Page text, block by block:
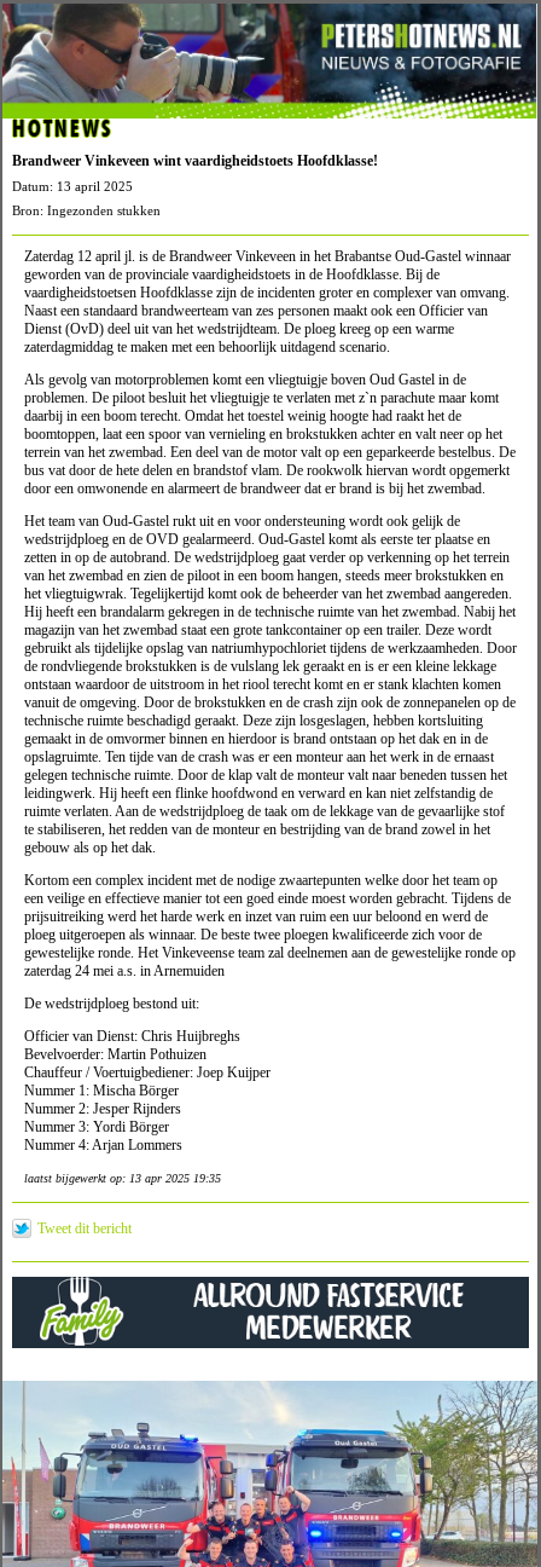
HOTNEWS
Brandweer Vinkeveen wint vaardigheidstoets Hoofdklasse!
Datum: 13 april 2025
Bron: Ingezonden stukken
Zaterdag 12 april jl. is de Brandweer Vinkeveen in het Brabantse Oud-Gastel winnaar
geworden van de provinciale vaardigheidstoets in de Hoofdklasse. Bij de
vaardigheidstoetsen Hoofdklasse zijn de incidenten groter en complexer van omvang.
Naast een standaard brandweerteam van zes personen maakt ook een Officier van
Dienst (OvD) deel uit van het wedstrijdteam. De ploeg kreeg op een warme
zaterdagmiddag te maken met een behoorlijk uitdagend scenario.
Als gevolg van motorproblemen komt een vliegtuigje boven Oud Gastel in de
problemen. De piloot besluit het vliegtuigje te verlaten met z`n parachute maar komt
daarbij in een boom terecht. Omdat het toestel weinig hoogte had raakt het de
boomtoppen, laat een spoor van vernieling en brokstukken achter en valt neer op het
terrein van het zwembad. Een deel van de motor valt op een geparkeerde bestelbus. De
bus vat door de hete delen en brandstof vlam. De rookwolk hiervan wordt opgemerkt
door een omwonende en alarmeert de brandweer dat er brand is bij het zwembad.
Het team van Oud-Gastel rukt uit en voor ondersteuning wordt ook gelijk de
wedstrijdploeg en de OVD gealarmeerd. Oud-Gastel komt als eerste ter plaatse en
zetten in op de autobrand. De wedstrijdploeg gaat verder op verkenning op het terrein
van het zwembad en zien de piloot in een boom hangen, steeds meer brokstukken en
het vliegtuigwrak. Tegelijkertijd komt ook de beheerder van het zwembad aangereden.
Hij heeft een brandalarm gekregen in de technische ruimte van het zwembad. Nabij het
magazijn van het zwembad staat een grote tankcontainer op een trailer. Deze wordt
gebruikt als tijdelijke opslag van natriumhypochloriet tijdens de werkzaamheden. Door
de rondvliegende brokstukken is de vulslang lek geraakt en is er een kleine lekkage
ontstaan waardoor de uitstroom in het riool terecht komt en er stank klachten komen
vanuit de omgeving. Door de brokstukken en de crash zijn ook de zonnepanelen op de
technische ruimte beschadigd geraakt. Deze zijn losgeslagen, hebben kortsluiting
gemaakt in de omvormer binnen en hierdoor is brand ontstaan op het dak en in de
opslagruimte. Ten tijde van de crash was er een monteur aan het werk in de ernaast
gelegen technische ruimte. Door de klap valt de monteur valt naar beneden tussen het
leidingwerk. Hij heeft een flinke hoofdwond en verward en kan niet zelfstandig de
ruimte verlaten. Aan de wedstrijdploeg de taak om de lekkage van de gevaarlijke stof
te stabiliseren, het redden van de monteur en bestrijding van de brand zowel in het
gebouw als op het dak.
Kortom een complex incident met de nodige zwaartepunten welke door het team op
een veilige en effectieve manier tot een goed einde moest worden gebracht. Tijdens de
prijsuitreiking werd het harde werk en inzet van ruim een uur beloond en werd de
ploeg uitgeroepen als winnaar. De beste twee ploegen kwalificeerde zich voor de
gewestelijke ronde. Het Vinkeveense team zal deelnemen aan de gewestelijke ronde op
zaterdag 24 mei a.s. in Arnemuiden
De wedstrijdploeg bestond uit:
Officier van Dienst: Chris Huijbreghs
Bevelvoerder: Martin Pothuizen
Chauffeur / Voertuigbediener: Joep Kuijper
Nummer 1: Mischa Börger
Nummer 2: Jesper Rijnders
Nummer 3: Yordi Börger
Nummer 4: Arjan Lommers
laatst bijgewerkt op: 13 apr 2025 19:35
Tweet dit bericht